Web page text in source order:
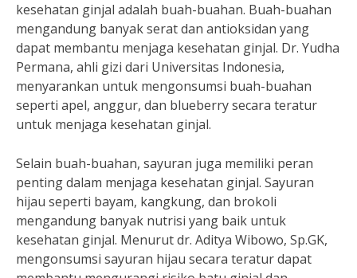
kesehatan ginjal adalah buah-buahan. Buah-buahan
mengandung banyak serat dan antioksidan yang
dapat membantu menjaga kesehatan ginjal. Dr. Yudha
Permana, ahli gizi dari Universitas Indonesia,
menyarankan untuk mengonsumsi buah-buahan
seperti apel, anggur, dan blueberry secara teratur
untuk menjaga kesehatan ginjal.
Selain buah-buahan, sayuran juga memiliki peran
penting dalam menjaga kesehatan ginjal. Sayuran
hijau seperti bayam, kangkung, dan brokoli
mengandung banyak nutrisi yang baik untuk
kesehatan ginjal. Menurut dr. Aditya Wibowo, Sp.GK,
mengonsumsi sayuran hijau secara teratur dapat